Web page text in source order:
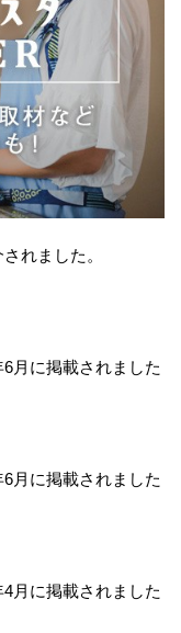
れました。
6月に掲載されました
6月に掲載されました
4月に掲載されました